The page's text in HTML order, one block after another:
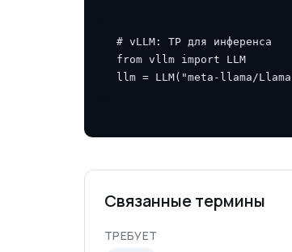
# vLLM: TP для инференса
from vllm import
LLM
llm = LLM( "meta-llama/
Связанные термины
ТРЕБУЕТ